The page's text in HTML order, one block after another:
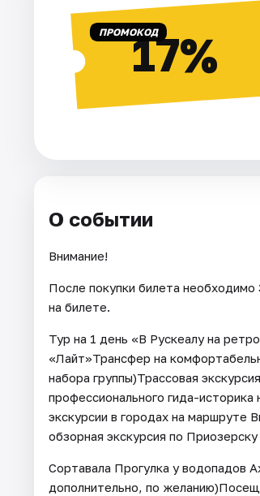
ПРОМОКОД17%
О событии
Внимание!
После покупки билета
на билете.
Тур на 1 день «В Рускеалу на
«Лайт»Трансфер на
набора группы)Трассовая
профессионального гида-
экскурсии в городах на маршруте
обзорная экскурсия по
Сортавала Прогулка у водопадов
дополнительно, по